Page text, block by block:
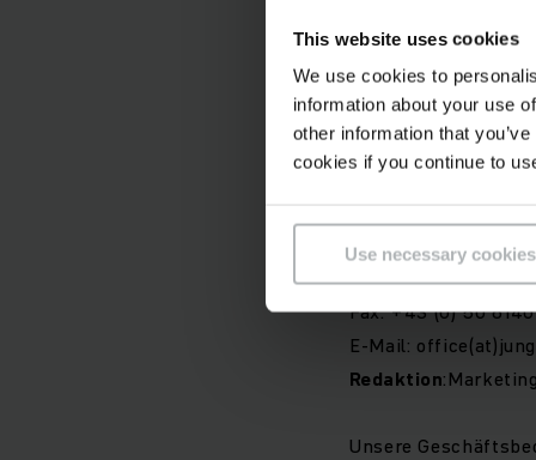
This website uses cookies
We use cookies to
information about your use
other information that
cookies if you continue to
Use necessary
Firmenbuchgericht:
Geschäftsführer:
Tel.: +43 (0) 50
Fax: +43 (0) 50
E-Mail:
Redaktion
Unsere